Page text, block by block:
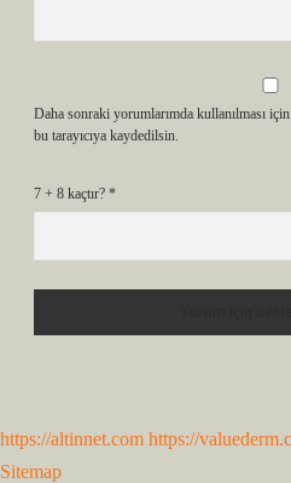
Daha sonraki yorumlarımda kullanılması
bu tarayıcıya kaydedilsin.
7 + 8 kaçtır? *
https://altinnet.com https://
Sitemap